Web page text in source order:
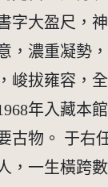
字大盈尺，
，濃重凝勢
峻拔雍容，
年入藏本
古物。 于右
，一生橫跨